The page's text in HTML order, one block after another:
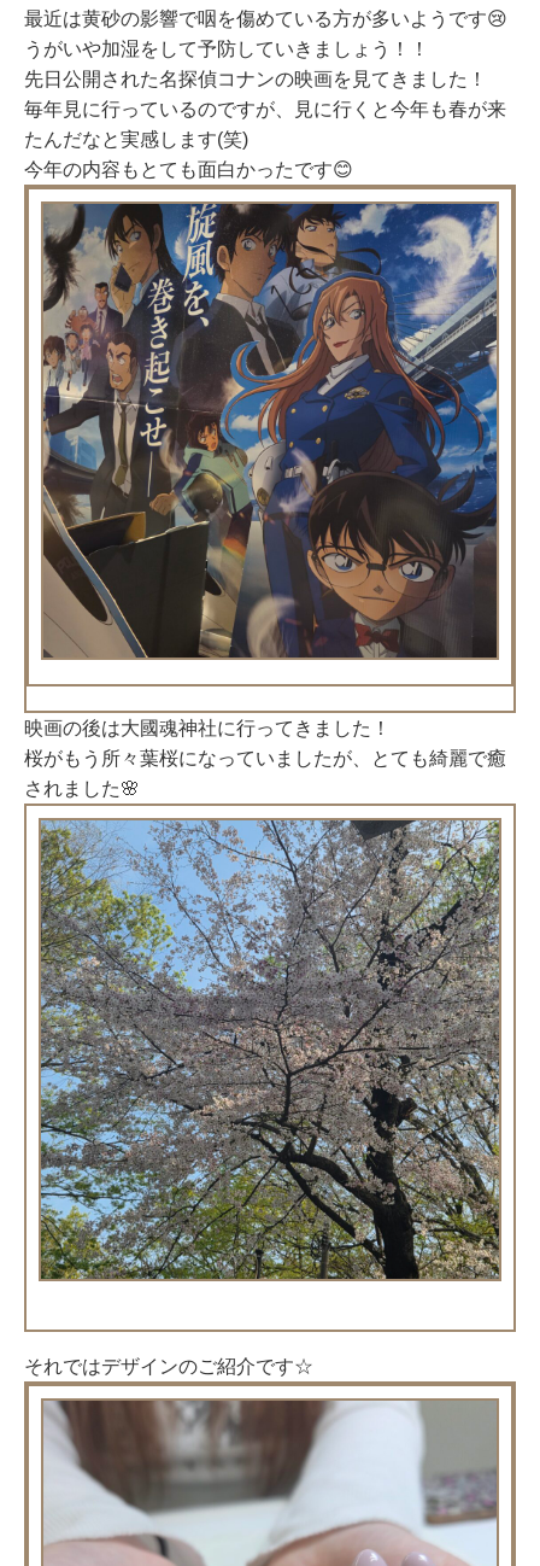
最近は黄砂の影響で咽を傷めている方が多いようです😢
うがいや加湿をして予防していきましょう！！
先日公開された名探偵コナンの映画を見てきました！
毎年見に行っているのですが、見に行くと今年も春が来
たんだなと実感します(笑)
今年の内容もとても面白かったです😊
映画の後は大國魂神社に行ってきました！
桜がもう所々葉桜になっていましたが、とても綺麗で癒
されました🌸
それではデザインのご紹介です☆